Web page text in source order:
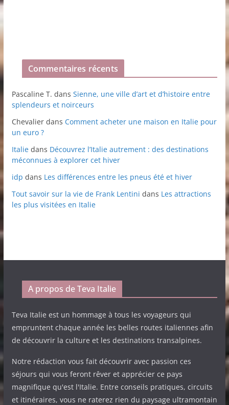
Commentaires récents
Pascaline T. dans Sienne, une ville d’art et d’histoire entre
splendeurs et noirceurs
Chevalierdans Comment acheter une maison en Italie pour
un euro ?
Italiedans Découvrez l’Italie autrement : des destinations
méconnues à explorer cet hiver
idp dans Les différences entre les pneus été et hiver
Tout savoir sur la vie de Frank Lentini dans Les attractions
les plus visitées en Italie
A propos de Teva Italie
Teva Italie est un hommage à tous les voyageurs qui
empruntent chaque année les belles routes italiennes afin
de découvrir la culture et les destinations transalpines.
Notre rédaction vous fait découvrir avec passion ces
séjours qui vous feront rêver et apprécier ce pays
magnifique qu'est l'Italie. Entre conseils pratiques, circuits
et itinéraires, vous ne raterez rien du paysage ultramontain